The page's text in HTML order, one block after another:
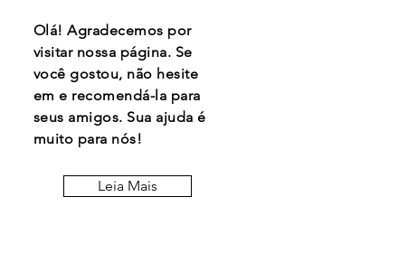
Olá! Agradecemos por
visitar nossa página. Se
você gostou, não hesite
em e recomendá-la para
seus amigos. Sua ajuda é
muito para nós!
Leia Mais